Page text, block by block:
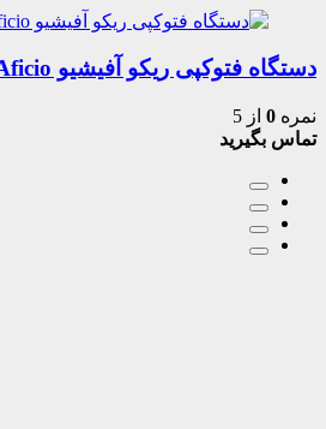
دستگاه فتوکپی ریکو آفیشیو mp2501Richo Aficio
نمره 0 از 5
تماس بگیرید